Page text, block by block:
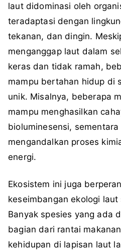
laut didominasi oleh
teradaptasi dengan
tekanan, dan dingin.
menganggap laut dalam
keras dan tidak ramah,
mampu bertahan hidup di
unik. Misalnya, beberapa
mampu menghasilkan
bioluminesensi, sementara
mengandalkan proses
energi.
Ekosistem ini juga
keseimbangan ekologi
Banyak spesies yang ada
bagian dari rantai
kehidupan di lapisan laut